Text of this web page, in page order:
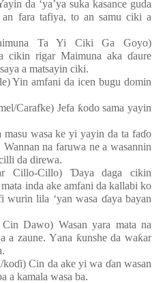
da ‘ya’ya suka kasance guda
fara tafiya, to an samu ciki a
Ta Yi Ciki Ga Goyo)
cikin rigar Maimuna aka ɗaure
a matsayin ciki.
Yin amfani da icen bugu domin
Carafke) Jefa ƙodo sama yayin
masu wasa ke yi yayin da ta faɗo
Wannan na faruwa ne a wasannin
da direwa.
Cillo-Cillo) Ɗaya daga
cikin
mata inda ake amfani da kallabi ko
wurin lila ‘yan wasa ɗaya bayan
Dawo) Wasanyara mata na
a zaune.Yana ƙunshe da waƙar
/koɗi) Cin da ake yi wa ɗan wasan
a kamala wasa ba.